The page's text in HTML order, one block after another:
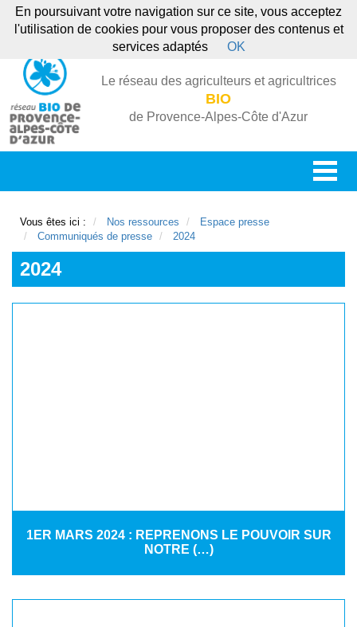
Le réseau des agriculteurs et agricultrices
BIO
de Provence-Alpes-Côte d'Azur
Vous êtes ici : Nos ressources
Espace presse
Communiqués de presse
2024
2024
1ER MARS 2024 : REPRENONS LE POUVOIR SUR
NOTRE (…)
En poursuivant votre navigation sur ce site, vous acceptez
l'utilisation de cookies pour vous proposer des contenus et
services adaptés
OK